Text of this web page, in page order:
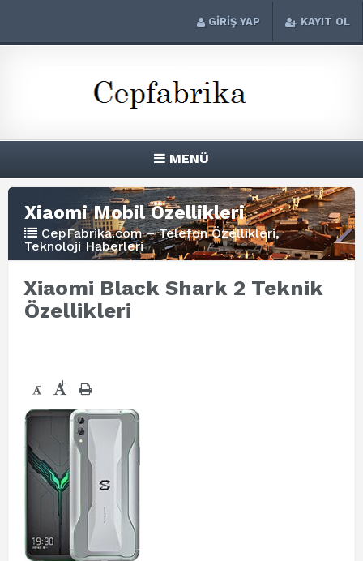
GİRİŞ YAP KAYIT OL
MENÜ
Xiaomi Mobil Özellikleri
CepFabrika.com – Telefon Özellikleri,
Teknoloji Haberleri
Xiaomi Black Shark 2 Teknik
Özellikleri
- +